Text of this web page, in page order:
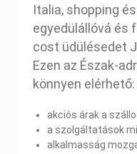
Italia, shopping
egyedülállóvá és
cost üdülésedet
Ezen az Észak-
könnyen elérhető:
akciós árak a
a szolgáltatások
alkalmasság